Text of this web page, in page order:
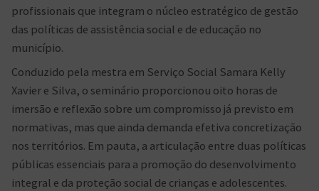
profissionais que integram o núcleo estratégico de gestão
das políticas de assistência social e de educação no
município.
Conduzido pela mestra em Serviço Social Samara Kelly
Xavier e Silva, o seminário proporcionou oito horas de
imersão e reflexão sobre um compromisso já previsto em
normativas, mas que ainda demanda efetiva concretização
nos territórios. Em pauta, a articulação entre duas políticas
públicas essenciais para a promoção do desenvolvimento
integral e da proteção social de crianças e adolescentes.